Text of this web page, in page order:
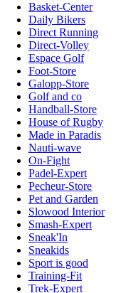
Basket-Center
Daily Bikers
Direct Running
Direct-Volley
Espace Golf
Foot-Store
Galopp-Store
Golf and co
Handball-Store
House of Rugby
Made in Paradis
Nauti-wave
On-Fight
Padel-Expert
Pecheur-Store
Pet and Garden
Slowood Interior
Smash-Expert
Sneak'In
Sneakids
Sport is good
Training-Fit
Trek-Expert